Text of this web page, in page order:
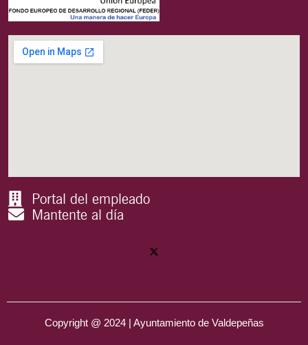
Portal del empleado
Mantente al día
Copyright @ 2024 | Ayuntamiento de Valdepeñas